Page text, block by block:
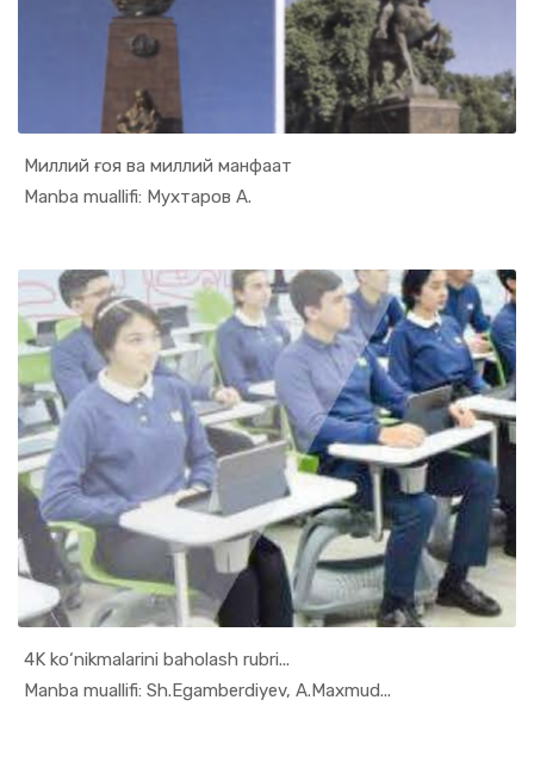
Миллий ғоя ва миллий манфаат
Manba muallifi: Мухтаров А.
In Ilmiy t...
4K ko‘nikmalarini baholash rubri...
Manba muallifi: Sh.Egamberdiyev, A.Maxmud...
In Uslubiy...